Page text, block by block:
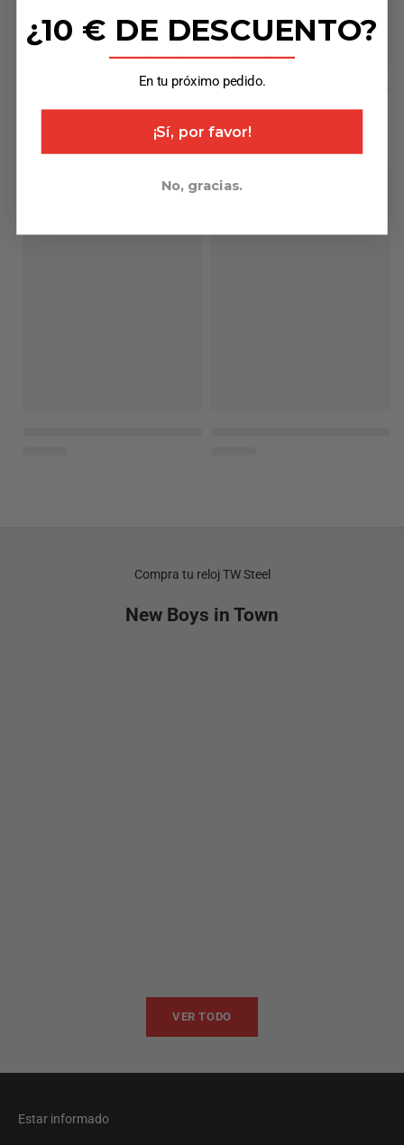
Compra tu reloj TW Steel
New Boys in Town
VER TODO
Estar informado
¿10 € DE DESCUENTO?
_______________
En tu próximo pedido.
¡Sí, por favor!
No, gracias.